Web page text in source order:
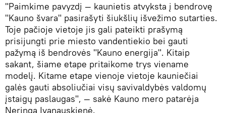
"Paimkime pavyzdį — kaunietis atvyksta į bendrovę
"Kauno švara" pasirašyti šiukšlių išvežimo sutarties.
Toje pačioje vietoje jis gali pateikti prašymą
prisijungti prie miesto vandentiekio bei gauti
pažymą iš bendrovės "Kauno energija". Kitaip
sakant, šiame etape pritaikome trys viename
modelį. Kitame etape vienoje vietoje kauniečiai
galės gauti absoliučiai visų savivaldybės valdomų
įstaigų paslaugas", — sakė Kauno mero patarėja
Neringa Ivanauskienė.